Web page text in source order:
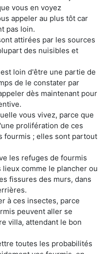
vous en voyez
appeler au plus tôt car
pas loin.
attirées par les sources
des nuisibles et
loin d'être une partie de
de le constater par
dès maintenant pour
vous vivez, parce que
prolifération de ces
fourmis ; elles sont partout
les refuges de fourmis
comme le plancher ou
fissures des murs, dans
à ces insectes, parce
peuvent aller se
villa, attendant le bon
toutes les probabilités